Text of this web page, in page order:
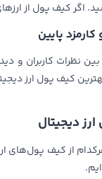
اگر کیف پول از
پایین
نظرات کاربران و
کیف پول ارز
دیجیتال
از کیف پول‌های